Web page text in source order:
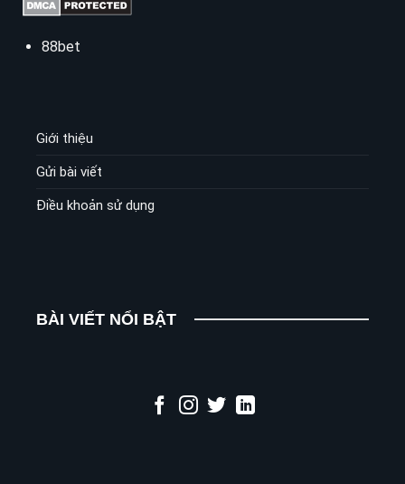
88bet
Giới thiệu
Gửi bài viết
Điều khoản sử dụng
BÀI VIẾT NỔI BẬT